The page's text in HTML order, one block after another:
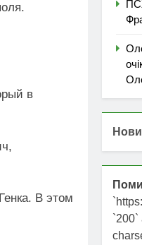
в
В этом
`200`